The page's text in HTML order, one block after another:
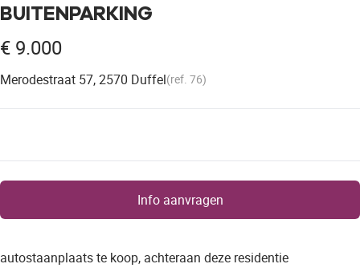
BUITENPARKING
€ 9.000
Merodestraat 57, 2570 Duffel(ref. 76)
Info aanvragen
autostaanplaats te koop, achteraan deze residentie